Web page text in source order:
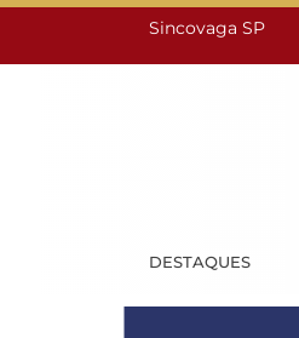
Sincovaga SP
DESTAQUES